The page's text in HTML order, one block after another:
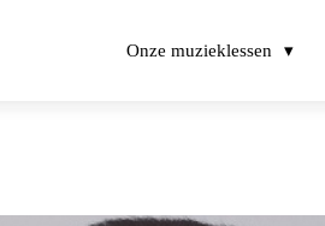
Onze muzieklessen